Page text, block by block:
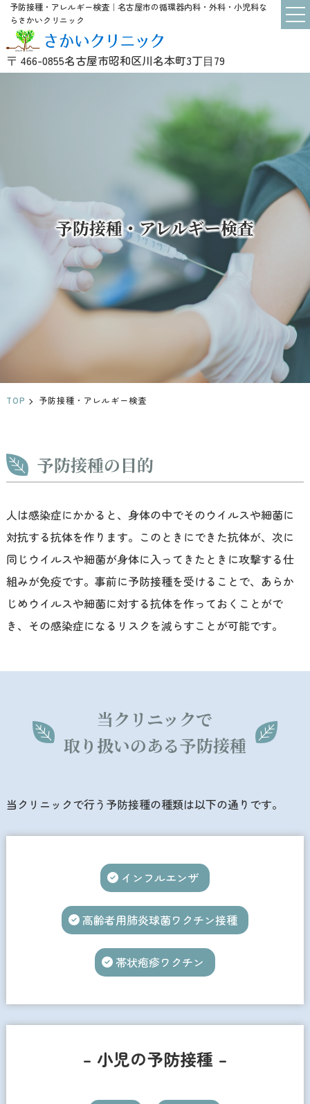
予防接種・アレルギー検査｜名古屋市の循環器内科・外科・小児科な
らさかいクリニック
〒 466-0855名古屋市昭和区川名本町3丁⽬79
予防接種・アレルギー検査
TOP 予防接種・アレルギー検査
予防接種の目的
人は感染症にかかると、身体の中でそのウイルスや細菌に
対抗する抗体を作ります。このときにできた抗体が、次に
同じウイルスや細菌が身体に入ってきたときに攻撃する仕
組みが免疫です。事前に予防接種を受けることで、あらか
じめウイルスや細菌に対する抗体を作っておくことがで
き、その感染症になるリスクを減らすことが可能です。
当クリニックで
取り扱いのある予防接種
当クリニックで行う予防接種の種類は以下の通りです。
インフルエンザ
高齢者用肺炎球菌ワクチン接種
帯状疱疹ワクチン
– 小児の予防接種 –